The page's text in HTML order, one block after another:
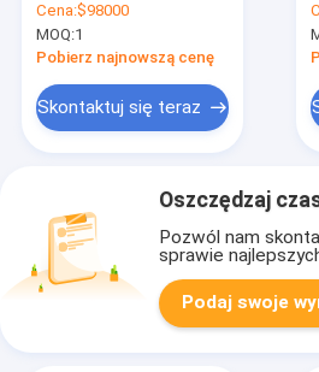
dwustronnego,
wykorzystująca
technologię
pigmentowego na
bazie wody,
rozwiązań
Cena:$98000
MOQ:1
Pobierz najnowszą cenę
Skontaktuj się teraz
Oszczędzaj
Pozwól nam
sprawie
Podaj swoje